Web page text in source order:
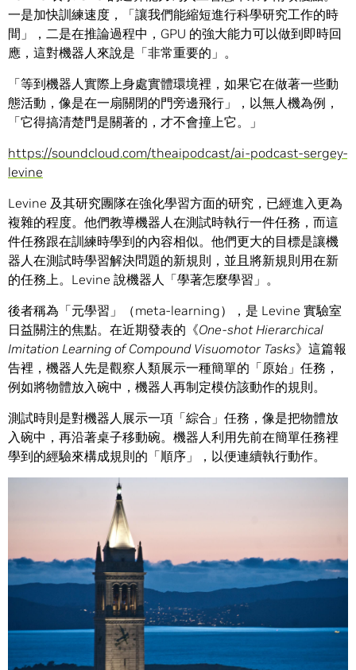
一是加快訓練速度，「讓我們能縮短進行科學研究工作的時
間」，二是在推論過程中，GPU 的強大能力可以做到即時回
應，這對機器人來說是「非常重要的」。
「等到機器人實際上身處實體環境裡，如果它在做著一些動
態活動，像是在一扇關閉的門旁邊飛行」，以無人機為例，
「它得搞清楚門是關著的，才不會撞上它。」
https://soundcloud.com/theaipodcast/ai-podcast-sergey-
levine
Levine 及其研究團隊在強化學習方面的研究，已經進入更為
複雜的程度。他們教導機器人在測試時執行一件任務，而這
件任務跟在訓練時學到的內容相似。他們更大的目標是讓機
器人在測試時學習解決問題的新規則，並且將新規則用在新
的任務上。Levine 說機器人「學著怎麼學習」。
後者稱為「元學習」（meta-learning），是 Levine 實驗室
日益關注的焦點。在近期發表的《One-shot Hierarchical
Imitation Learning of Compound Visuomotor Tasks》這篇報
告裡，機器人先是觀察人類展示一種簡單的「原始」任務，
例如將物體放入碗中，機器人再制定模仿該動作的規則。
測試時則是對機器人展示一項「綜合」任務，像是把物體放
入碗中，再沿著桌子移動碗。機器人利用先前在簡單任務裡
學到的經驗來構成規則的「順序」，以便連續執行動作。